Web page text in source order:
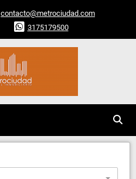
contacto@metrociudad.com
3175179500